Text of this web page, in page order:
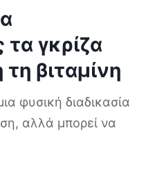
τα γκρίζα
βιταμίνη
φυσική διαδικασία
αλλά μπορεί να